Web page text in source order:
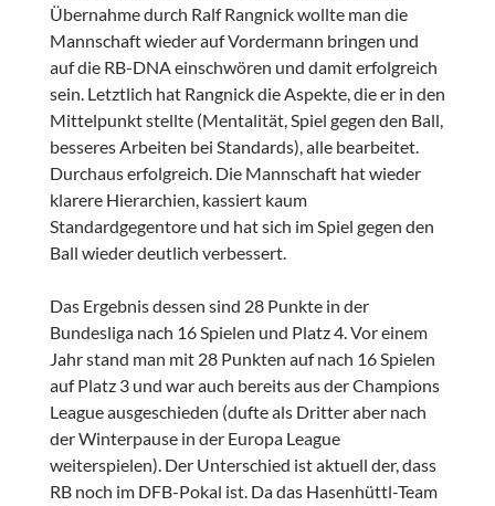
Übernahme durch Ralf Rangnick wollte man die
Mannschaft wieder auf Vordermann bringen und
auf die RB-DNA einschwören und damit erfolgreich
sein. Letztlich hat Rangnick die Aspekte, die er in den
Mittelpunkt stellte (Mentalität, Spiel gegen den Ball,
besseres Arbeiten bei Standards), alle bearbeitet.
Durchaus erfolgreich. Die Mannschaft hat wieder
klarere Hierarchien, kassiert kaum
Standardgegentore und hat sich im Spiel gegen den
Ball wieder deutlich verbessert.
Das Ergebnis dessen sind 28 Punkte in der
Bundesliga nach 16 Spielen und Platz 4. Vor einem
Jahr stand man mit 28 Punkten auf nach 16 Spielen
auf Platz 3 und war auch bereits aus der Champions
League ausgeschieden (dufte als Dritter aber nach
der Winterpause in der Europa League
weiterspielen). Der Unterschied ist aktuell der, dass
RB noch im DFB-Pokal ist. Da das Hasenhüttl-Team